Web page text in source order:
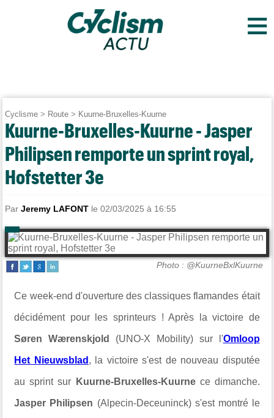
≡
Cyclisme > Route > Kuurne-Bruxelles-Kuurne
Kuurne-Bruxelles-Kuurne - Jasper
Philipsen remporte un sprint royal,
Hofstetter 3e
ParJeremy LAFONT le 02/03/2025 à 16:55
Photo : @KuurneBxlKuurne
Ce week-end d'ouverture des classiques flamandes était
décidément pour les sprinteurs ! Après la victoire de
Søren Wærenskjold (UNO-X Mobility) sur l'Omloop
Het Nieuwsblad , la victoire s'est de nouveau disputée
au sprint sur Kuurne-Bruxelles-Kuurnece dimanche.
Jasper Philipsen (Alpecin-Deceuninck) s'est montré le